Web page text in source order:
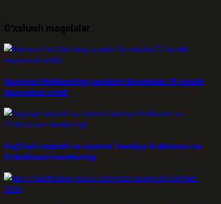
O‘xshash maqolalar
Karneval finiklarining sanalari Buraidada 75-kunlik
mavsumni ochdi
Sog'liqni saqlash va ziyorat: Saudiya Arabistoni va
O'zbekiston hamkorligi